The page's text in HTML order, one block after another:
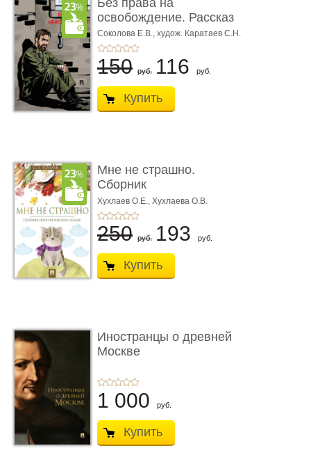
Без права на
освобождение. Рассказ
Соколова Е.В., худож. Каратаев С.Н.
150 руб. 116 руб.
Купить
Мне не страшно.
Сборник
терапевтических
сказо� ...
Хухлаев О.Е., Хухлаева О.В.
250 руб. 193 руб.
Купить
Иностранцы о древней
Москве
1 000 руб.
Купить